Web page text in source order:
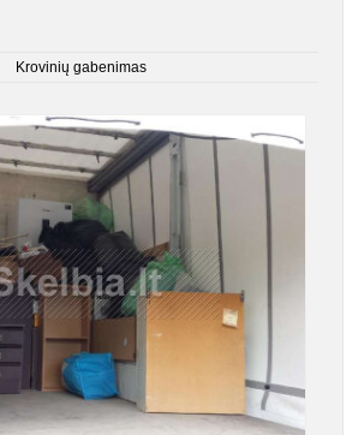
Krovinių gabenimas